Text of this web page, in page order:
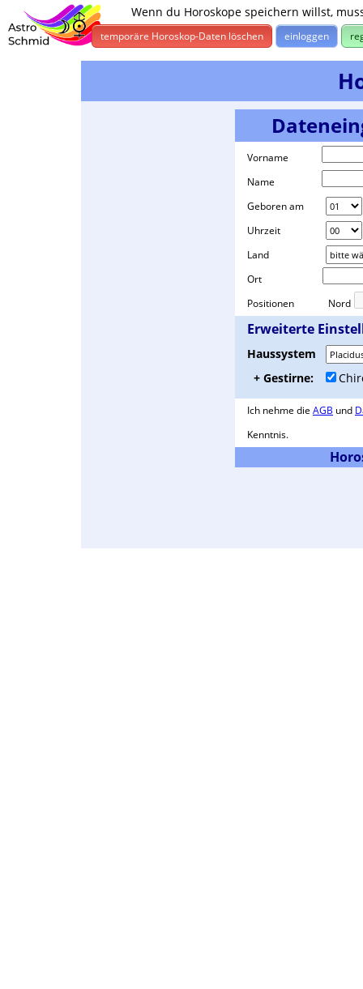
Wenn du Horoskope speichern willst,
temporäre Horoskop-Daten löschen einloggen
Vorname
Name
Geboren am
Uhrzeit
Land
Ort
Positionen
Nord
Erweiterte
Haussystem
+ Gestirne:
Ich nehme die AGB und
Kenntnis.